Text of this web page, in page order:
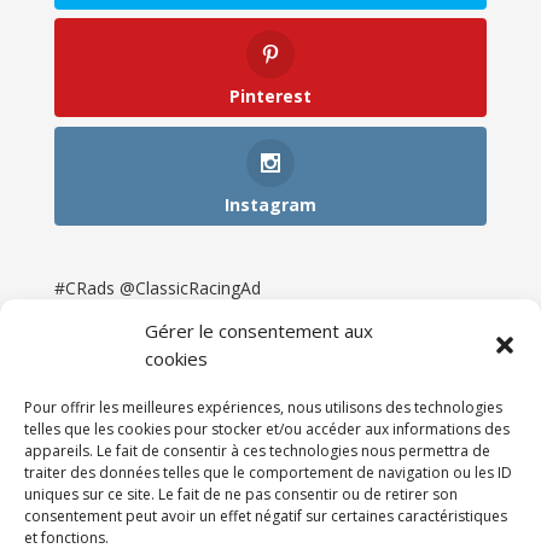
Gérer le consentement aux
cookies
Pour offrir les meilleures expériences, nous utilisons des technologies
telles que les cookies pour stocker et/ou accéder aux informations des
appareils. Le fait de consentir à ces technologies nous permettra de
traiter des données telles que le comportement de navigation ou les ID
uniques sur ce site. Le fait de ne pas consentir ou de retirer son
consentement peut avoir un effet négatif sur certaines caractéristiques
et fonctions.
Pinterest
Instagram
#CRads @ClassicRacingAd